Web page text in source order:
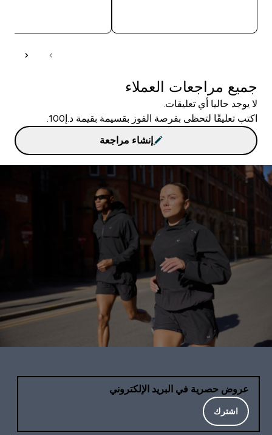
جميع مراجعات العملاء
لا يوجد حاليا أي تعليقات.
اكتب تعليقًا لتحظى بفرصة الفوز بقسيمة بقيمة د.إ100.
إنشاء مراجعة
عروض حصرية في البريد الإلكتروني
اشترك